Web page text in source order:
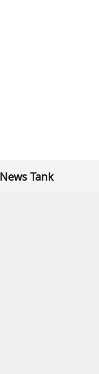
News Tank